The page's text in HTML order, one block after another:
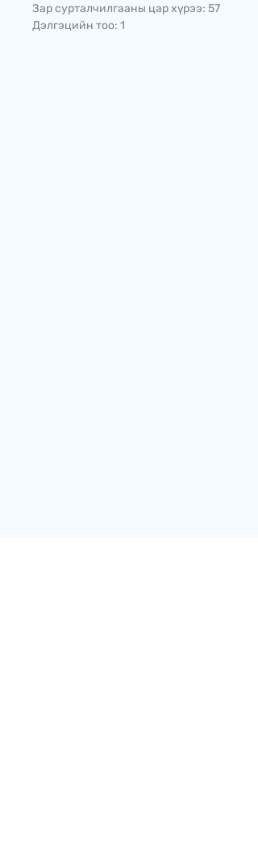
Зар сурталчилгааны цар хүрээ: 57
Дэлгэцийн тоо: 1